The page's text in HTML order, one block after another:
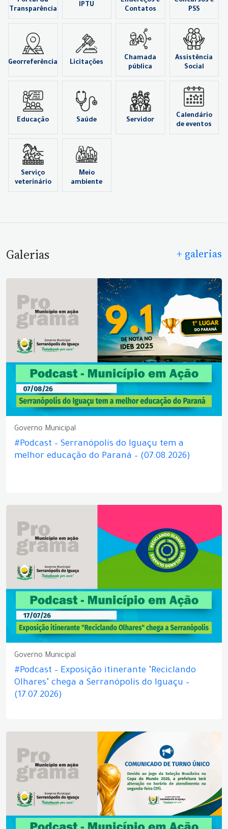
Transparência
IPTU
Contatos
PSS
Georreferência Licitações
Chamada
pública
Assistência
Social
Educação Saúde Servidor
Calendário
de eventos
Serviço
veterinário
Meio
ambiente
Galerias + galerias
Governo Municipal
#Podcast – Serranópolis do Iguaçu tem a
melhor educação do Paraná – (07.08.2026)
Governo Municipal
#Podcast – Exposição itinerante "Reciclando
Olhares" chega a Serranópolis do Iguaçu –
(17.07.2026)